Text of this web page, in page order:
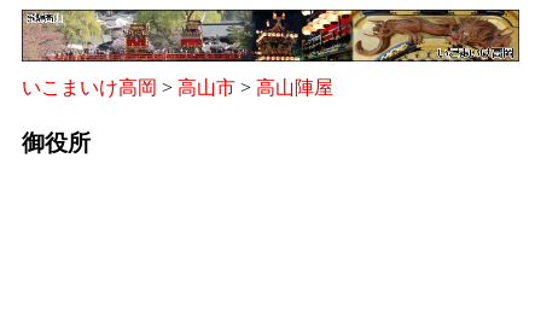
いこまいけ高岡 > 高山市 > 高山陣屋
御役所